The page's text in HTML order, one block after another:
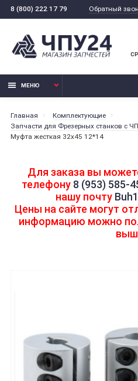
8 (800) 222 17 79 Обратный
МЕНЮ
Главная
Комплектующие
Запчасти для Фрезерных станков с
Муфта жесткая 32х45 12*14
Для заказа вы
телефону 8 (953) 585-
нашу почту
Цены на сайте могут
информацию можно